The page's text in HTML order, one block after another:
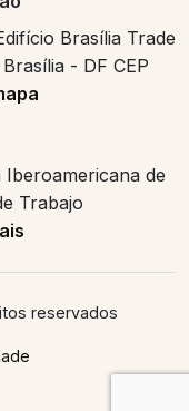
Brasília Trade
- DF CEP
Iberoamericana de
Trabajo
reservados